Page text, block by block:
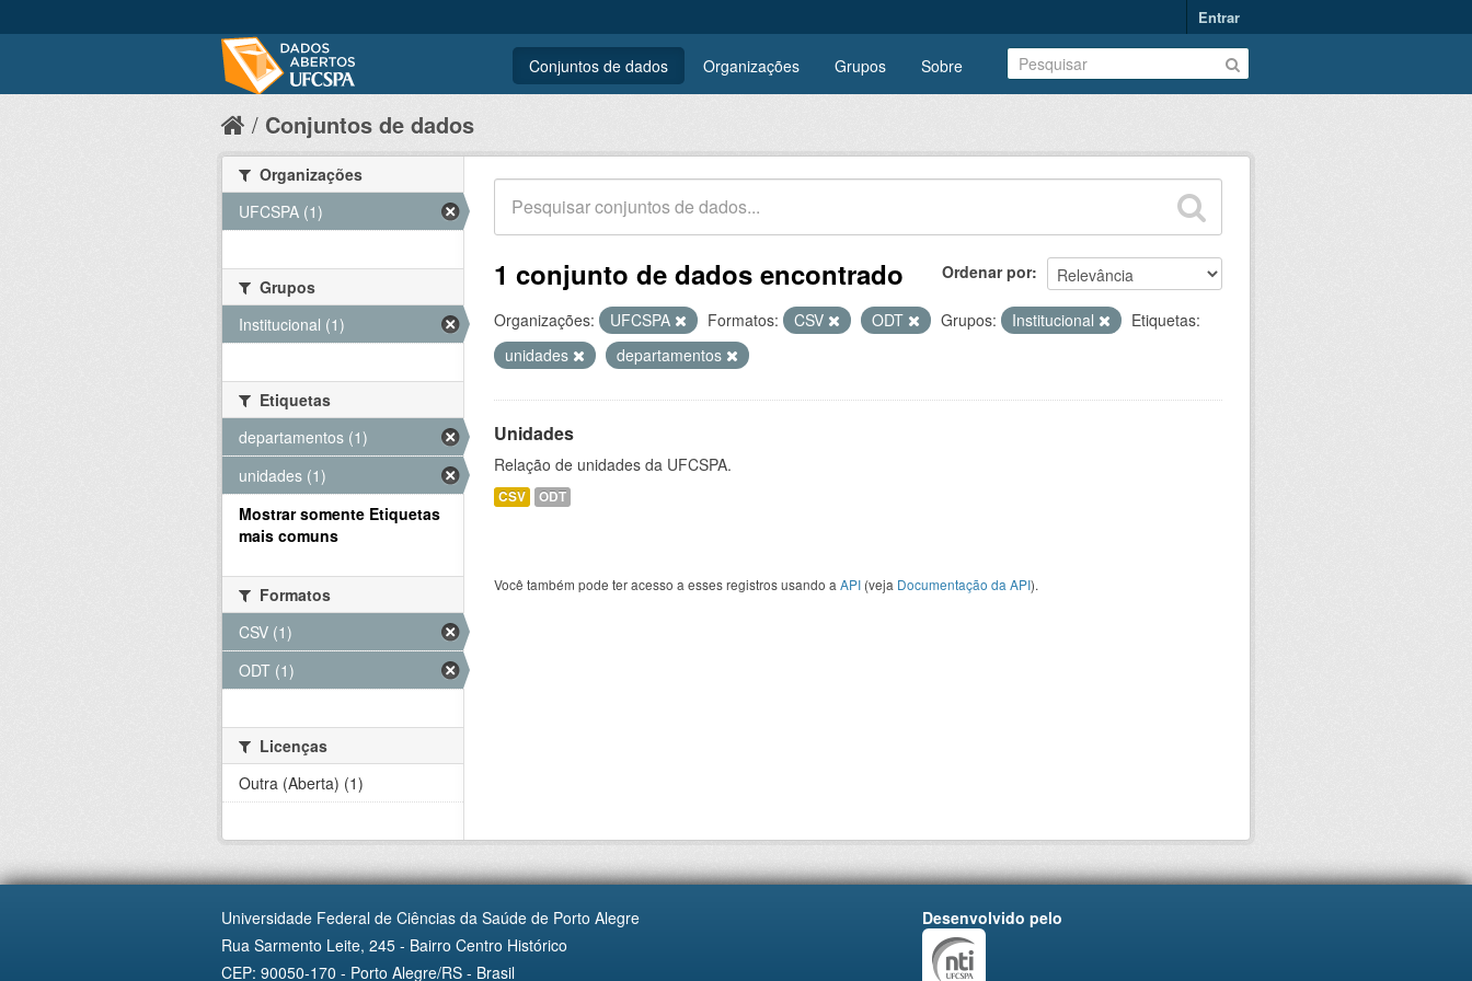
Entrar
Conjuntos de dados Organizações Grupos Sobre
Conjuntos de dados
Ordenar por
1 conjunto de dados encontrado
Organizações: UFCSPA Formatos: CSV ODT Grupos: Institucional
Etiquetas:
unidades
departamentos
Unidades
Relação de unidades da UFCSPA.
CSV ODT
Você também pode ter acesso a esses registros usando a API (veja Documentação da API).
Organizações
UFCSPA (1)
Grupos
Institucional (1)
Etiquetas
departamentos (1)
unidades (1)
Mostrar somente Etiquetas
mais comuns
Formatos
CSV (1)
ODT (1)
Licenças
Outra (Aberta) (1)
Universidade Federal de Ciências da Saúde de Porto Alegre
Rua Sarmento Leite, 245 - Bairro Centro Histórico
CEP: 90050-170 - Porto Alegre/RS - Brasil
Desenvolvido pelo